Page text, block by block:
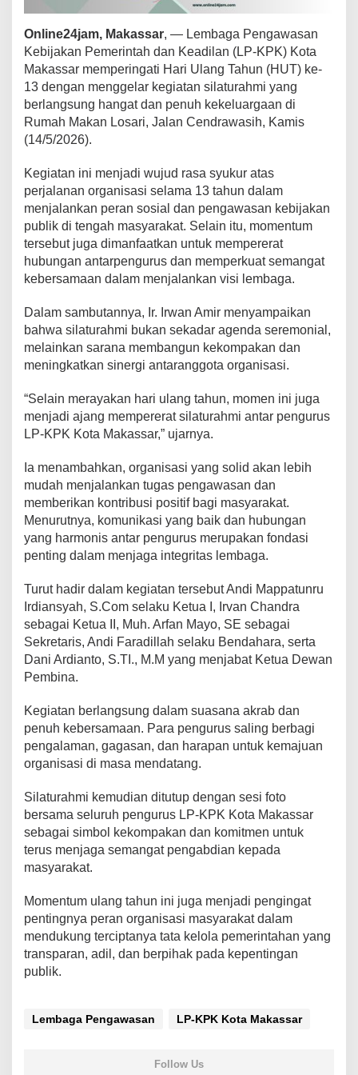
P
n
g
a
w
s
a
L
P
-
K
P
K
a
k
s
s
r
G
l
a
S
l
a
t
u
r
a
h
i
U
T
k
e
Online24jam, Makassar, — Lembaga Pengawasan
Kebijakan Pemerintah dan Keadilan (LP-KPK) Kota
Makassar memperingati Hari Ulang Tahun (HUT) ke-
13 dengan menggelar kegiatan silaturahmi yang
berlangsung hangat dan penuh kekeluargaan di
Rumah Makan Losari, Jalan Cendrawasih, Kamis
(14/5/2026).
Kegiatan ini menjadi wujud rasa syukur atas
perjalanan organisasi selama 13 tahun dalam
menjalankan peran sosial dan pengawasan kebijakan
publik di tengah masyarakat. Selain itu, momentum
tersebut juga dimanfaatkan untuk mempererat
hubungan antarpengurus dan memperkuat semangat
kebersamaan dalam menjalankan visi lembaga.
Dalam sambutannya, Ir. Irwan Amir menyampaikan
bahwa silaturahmi bukan sekadar agenda seremonial,
melainkan sarana membangun kekompakan dan
meningkatkan sinergi antaranggota organisasi.
“Selain merayakan hari ulang tahun, momen ini juga
menjadi ajang mempererat silaturahmi antar pengurus
LP-KPK Kota Makassar,” ujarnya.
Ia menambahkan, organisasi yang solid akan lebih
mudah menjalankan tugas pengawasan dan
memberikan kontribusi positif bagi masyarakat.
Menurutnya, komunikasi yang baik dan hubungan
yang harmonis antar pengurus merupakan fondasi
penting dalam menjaga integritas lembaga.
Turut hadir dalam kegiatan tersebut Andi Mappatunru
Irdiansyah, S.Com selaku Ketua I, Irvan Chandra
sebagai Ketua II, Muh. Arfan Mayo, SE sebagai
Sekretaris, Andi Faradillah selaku Bendahara, serta
Dani Ardianto, S.TI., M.M yang menjabat Ketua Dewan
Pembina.
Kegiatan berlangsung dalam suasana akrab dan
penuh kebersamaan. Para pengurus saling berbagi
pengalaman, gagasan, dan harapan untuk kemajuan
organisasi di masa mendatang.
Silaturahmi kemudian ditutup dengan sesi foto
bersama seluruh pengurus LP-KPK Kota Makassar
sebagai simbol kekompakan dan komitmen untuk
terus menjaga semangat pengabdian kepada
masyarakat.
Momentum ulang tahun ini juga menjadi pengingat
pentingnya peran organisasi masyarakat dalam
mendukung terciptanya tata kelola pemerintahan yang
transparan, adil, dan berpihak pada kepentingan
publik.
Lembaga Pengawasan LP-KPK Kota Makassar
Follow Us